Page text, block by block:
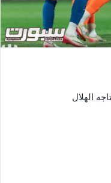
الهلال